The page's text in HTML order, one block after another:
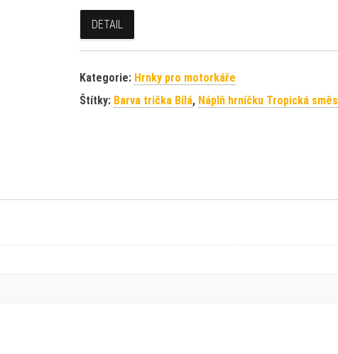
DETAIL
Kategorie: Hrnky pro motorkáře
Štítky: Barva trička Bílá, Náplň hrníčku Tropická směs